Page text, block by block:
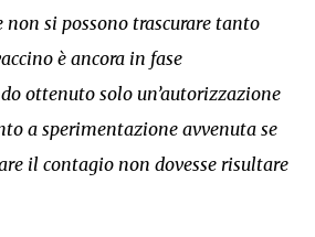
si possono trascurare tanto
è ancora in fase
ottenuto solo un’autorizzazione
a sperimentazione avvenuta se
il contagio non dovesse risultare